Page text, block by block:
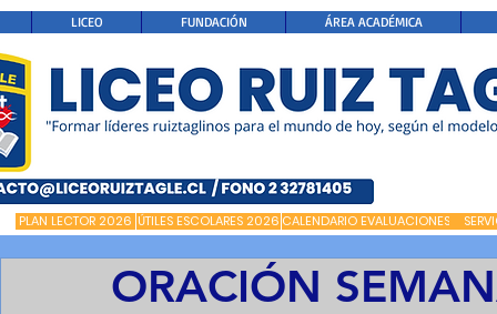
LICEO FUNDACIÓN ÁREA ACADÉMICA
PLAN LECTOR 2026 ÚTILES ESCOLARES 2026 CALENDARIO EVALUACIONES
ORACIÓN